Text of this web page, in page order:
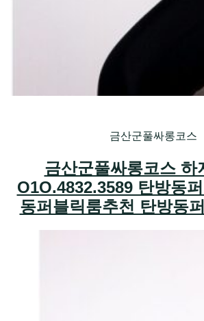
금산군풀싸롱코스
금산군풀싸롱코스 하
O1O.4832.3589 탄방동
동퍼블릭룸추천 탄방동